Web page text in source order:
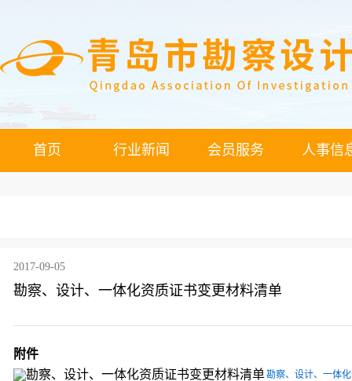
首页 行业新闻 会员服务 人事信
2017-09-05
勘察、设计、一体化资质证书变更材料清单
附件
勘察、设计、一体